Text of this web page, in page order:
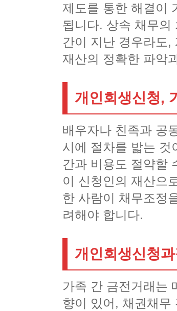
제도를 통한 해결이
됩니다. 상속 채무의
간이 지난 경우라도
재산의 정확한 파악
개인회생신청,
배우자나 친족과 공
시에 절차를 밟는 것
간과 비용도 절약할
이 신청인의 재산으
한 사람이 채무조정
려해야 합니다.
개인회생신청
가족 간 금전거래는
향이 있어, 채권채무